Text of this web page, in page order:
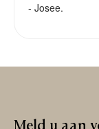
- Josee.